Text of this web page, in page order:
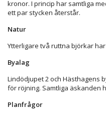
kronor. I princip har samtliga
ett par stycken återstår.
Natur
Ytterligare två ruttna björkar
Byalag
Lindödjupet 2 och Hästhagens
för röjning. Samtliga äskanden
Planfrågor